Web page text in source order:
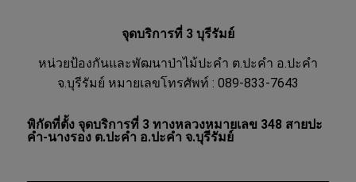
จุดบริการที่ 3 บุรีรัมย์
หน่วยป้องกันและพัฒนาป่าไม้ปะคำ ต.ปะคำ อ.ปะคำ
จ.บุรีรัมย์ หมายเลขโทรศัพท์ : 089-833-7643
พิกัดที่ตั้ง จุดบริการที่ 3 ทางหลวงหมายเลข 348 สายปะ
คำ-นางรอง ต.ปะคำ อ.ปะคำ จ.บุรีรัมย์